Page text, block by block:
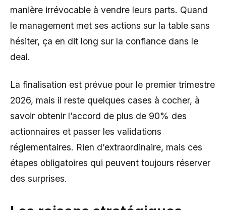
manière irrévocable à vendre leurs parts. Quand
le management met ses actions sur la table sans
hésiter, ça en dit long sur la confiance dans le
deal.
La finalisation est prévue pour le premier trimestre
2026, mais il reste quelques cases à cocher, à
savoir obtenir l’accord de plus de 90% des
actionnaires et passer les validations
réglementaires. Rien d’extraordinaire, mais ces
étapes obligatoires qui peuvent toujours réserver
des surprises.